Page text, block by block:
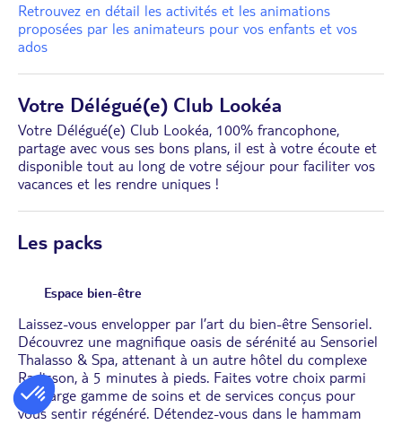
Retrouvez en détail les activités et les animations
proposées par les animateurs pour vos enfants et vos
ados
Votre Délégué(e) Club Lookéa
Votre Délégué(e) Club Lookéa, 100% francophone,
partage avec vous ses bons plans, il est à votre écoute et
disponible tout au long de votre séjour pour faciliter vos
vacances et les rendre uniques !
Les packs
Espace bien-être
Laissez-vous envelopper par l’art du bien-être Sensoriel.
Découvrez une magnifique oasis de sérénité au Sensoriel
Thalasso & Spa, attenant à un autre hôtel du complexe
Radisson, à 5 minutes à pieds. Faites votre choix parmi
une large gamme de soins et de services conçus pour
vous sentir régénéré. Détendez-vous dans le hammam